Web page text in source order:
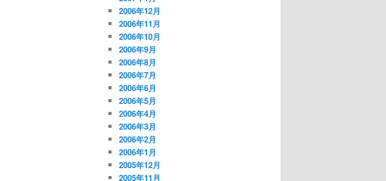
2006年12月
2006年11月
2006年10月
2006年9月
2006年8月
2006年7月
2006年6月
2006年5月
2006年4月
2006年3月
2006年2月
2006年1月
2005年12月
2005年11月